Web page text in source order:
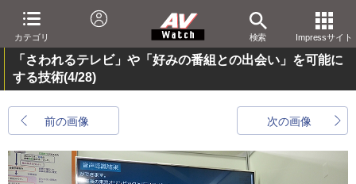
カテゴリ 検索 Impressサイト
「さわれるテレビ」や「好みの番組との出会い」を可能に
する技術(4/28)
前の画像 次の画像